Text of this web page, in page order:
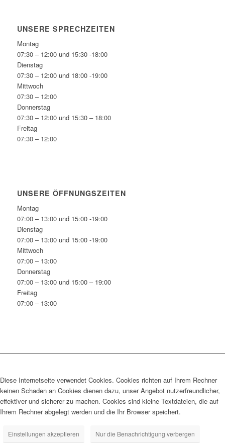
UNSERE SPRECHZEITEN
Montag
07:30 – 12:00 und 15:30 -18:00
Dienstag
07:30 – 12:00 und 18:00 -19:00
Mittwoch
07:30 – 12:00
Donnerstag
07:30 – 12:00 und 15:30 – 18:00
Freitag
07:30 – 12:00
UNSERE ÖFFNUNGSZEITEN
Montag
07:00 – 13:00 und 15:00 -19:00
Dienstag
07:00 – 13:00 und 15:00 -19:00
Mittwoch
07:00 – 13:00
Donnerstag
07:00 – 13:00 und 15:00 – 19:00
Freitag
07:00 – 13:00
Diese Internetseite verwendet Cookies. Cookies richten auf Ihrem Rechner
keinen Schaden an Cookies dienen dazu, unser Angebot nutzerfreundlicher,
effektiver und sicherer zu machen. Cookies sind kleine Textdateien, die auf
Ihrem Rechner abgelegt werden und die Ihr Browser speichert.
Einstellungen akzeptieren Nur die Benachrichtigung verbergen